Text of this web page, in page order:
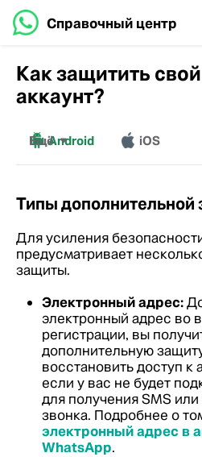
Справочный центр
Как защитить свой
аккаунт?
Android iOS
Ещё
Типы дополнительной
Для усиления
предусматривает
защиты.
Электронный адрес:
электронный адрес во
регистрации, вы
дополнительную
восстановить доступ к
если у вас не будет
для получения SMS
звонка. Подробнее о
электронный адрес в
WhatsApp.